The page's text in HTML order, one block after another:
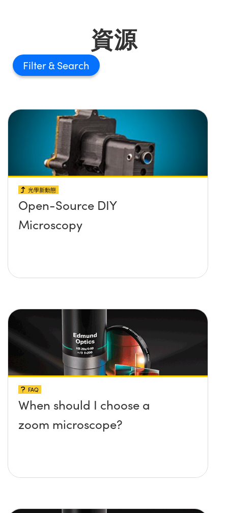
資源
Filter
光學新動態
Open-Source DIY
Microscopy
FAQ
When should I choose a
zoom microscope?